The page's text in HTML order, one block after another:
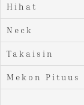
Hihat
Neck
Takaisin
Mekon Pituus